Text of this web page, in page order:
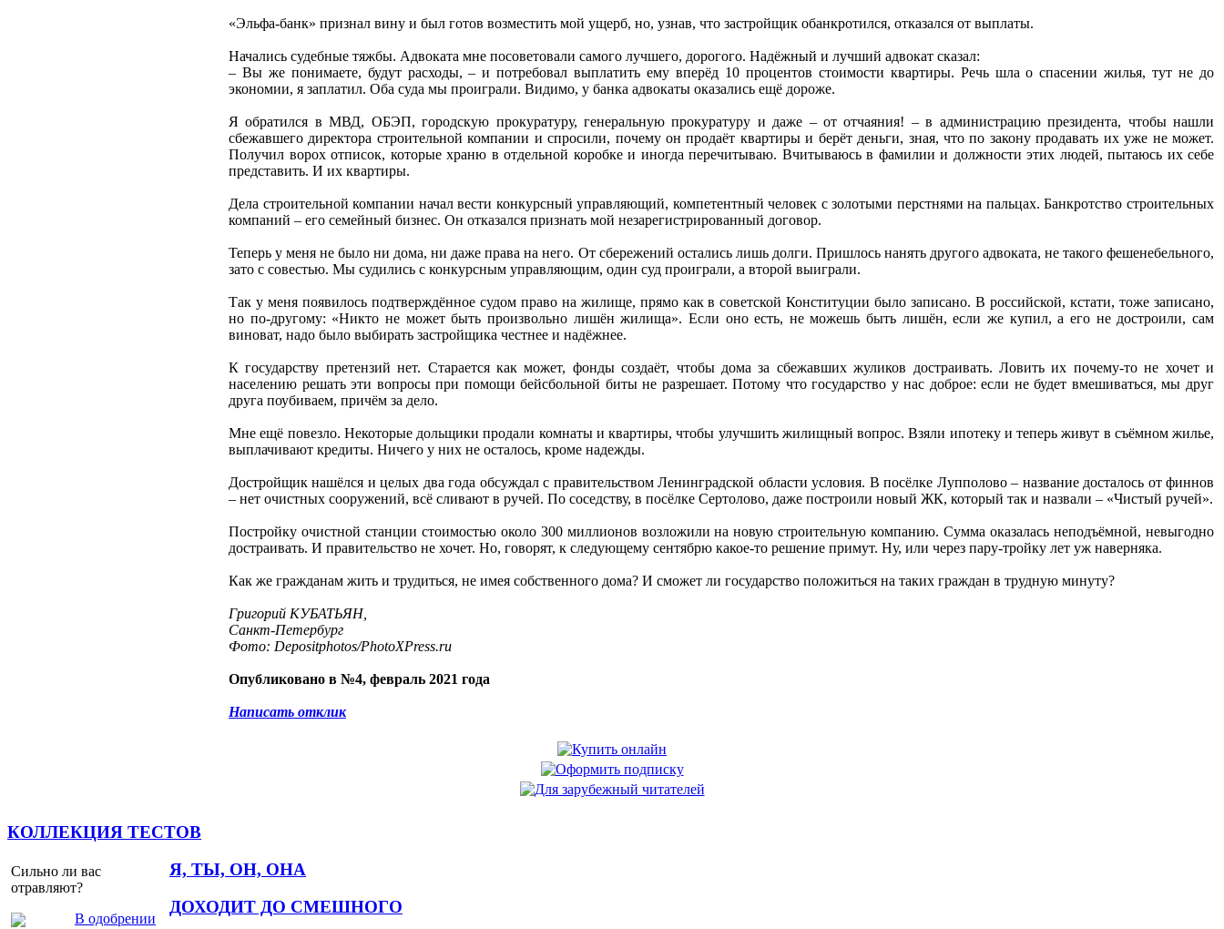
«Эльфа-банк» признал вину и был готов возместить мой ущерб, но, узнав, что застройщик обанкротился, отказался от выплаты.
Начались судебные тяжбы. Адвоката мне посоветовали самого лучшего, дорогого. Надёжный и лучший адвокат сказал:
– Вы же понимаете, будут расходы, – и потребовал выплатить ему вперёд 10 процентов стоимости квартиры. Речь шла о спасении жилья, тут не до
экономии, я заплатил. Оба суда мы проиграли. Видимо, у банка адвокаты оказались ещё дороже.
Я обратился в МВД, ОБЭП, городскую прокуратуру, генеральную прокуратуру и даже – от отчаяния! – в администрацию президента, чтобы нашли
сбежавшего директора строительной компании и спросили, почему он продаёт квартиры и берёт деньги, зная, что по закону продавать их уже не может.
Получил ворох отписок, которые храню в отдельной коробке и иногда перечитываю. Вчитываюсь в фамилии и должности этих людей, пытаюсь их себе
представить. И их квартиры.
Дела строительной компании начал вести конкурсный управляющий, компетентный человек с золотыми перстнями на пальцах. Банкротство строительных
компаний – его семейный бизнес. Он отказался признать мой незарегистрированный договор.
Теперь у меня не было ни дома, ни даже права на него. От сбережений остались лишь долги. Пришлось нанять другого адвоката, не такого фешенебельного,
зато с совестью. Мы судились с конкурсным управляющим, один суд проиграли, а второй выиграли.
Так у меня появилось подтверждённое судом право на жилище, прямо как в советской Конституции было записано. В российской, кстати, тоже записано,
но по-другому: «Никто не может быть произвольно лишён жилища». Если оно есть, не можешь быть лишён, если же купил, а его не достроили, сам
виноват, надо было выбирать застройщика честнее и надёжнее.
К государству претензий нет. Старается как может, фонды создаёт, чтобы дома за сбежавших жуликов достраивать. Ловить их почему-то не хочет и
населению решать эти вопросы при помощи бейсбольной биты не разрешает. Потому что государство у нас доброе: если не будет вмешиваться, мы друг
друга поубиваем, причём за дело.
Мне ещё повезло. Некоторые дольщики продали комнаты и квартиры, чтобы улучшить жилищный вопрос. Взяли ипотеку и теперь живут в съёмном жилье,
выплачивают кредиты. Ничего у них не осталось, кроме надежды.
Достройщик нашёлся и целых два года обсуждал с правительством Ленинградской области условия. В посёлке Лупполово – название досталось от финнов
– нет очистных сооружений, всё сливают в ручей. По соседству, в посёлке Сертолово, даже построили новый ЖК, который так и назвали – «Чистый ручей».
Постройку очистной станции стоимостью около 300 миллионов возложили на новую строительную компанию. Сумма оказалась неподъёмной, невыгодно
достраивать. И правительство не хочет. Но, говорят, к следующему сентябрю какое-то решение примут. Ну, или через пару-тройку лет уж наверняка.
Как же гражданам жить и трудиться, не имея собственного дома? И сможет ли государство положиться на таких граждан в трудную минуту?
Григорий КУБАТЬЯН,
Санкт-Петербург
Фото: Depositphotos/PhotoXPress.ru
Опубликовано в №4, февраль 2021 года
Написать отклик
КОЛЛЕКЦИЯ ТЕСТОВ
Сильно ли вас
отравляют?
В одобрении
Я, ТЫ, ОН, ОНА
ДОХОДИТ ДО СМЕШНОГО